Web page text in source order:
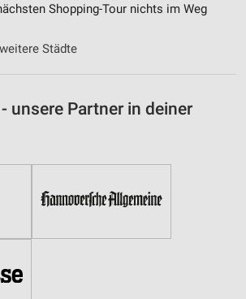
Shopping-Tour nichts im Weg
Städte
unsere Partner in deiner